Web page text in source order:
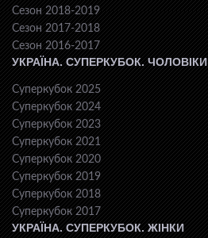
Сезон 2018-2019
Сезон 2017-2018
Сезон 2016-2017
УКРАЇНА. СУПЕРКУБОК. ЧОЛОВІКИ
Суперкубок 2025
Суперкубок 2024
Суперкубок 2023
Суперкубок 2021
Суперкубок 2020
Суперкубок 2019
Суперкубок 2018
Суперкубок 2017
УКРАЇНА. СУПЕРКУБОК. ЖІНКИ